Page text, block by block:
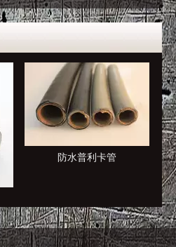
防水普利卡管